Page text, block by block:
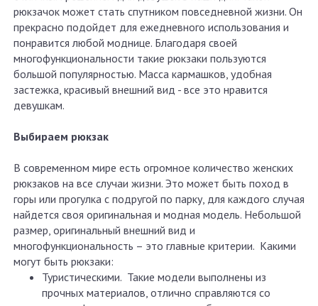
рюкзачок может стать спутником повседневной жизни. Он
прекрасно подойдет для ежедневного использования и
понравится любой моднице. Благодаря своей
многофункциональности такие рюкзаки пользуются
большой популярностью. Масса кармашков, удобная
застежка, красивый внешний вид - все это нравится
девушкам.
Выбираем рюкзак
В современном мире есть огромное количество женских
рюкзаков на все случаи жизни. Это может быть поход в
горы или прогулка с подругой по парку, для каждого случая
найдется своя оригинальная и модная модель. Небольшой
размер, оригинальный внешний вид и
многофункциональность – это главные критерии. Какими
могут быть рюкзаки:
Туристическими. Такие модели выполнены из
прочных материалов, отлично справляются со